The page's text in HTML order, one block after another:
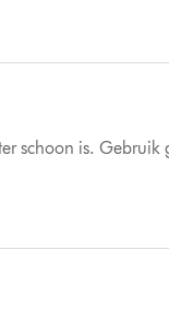
schoon is.